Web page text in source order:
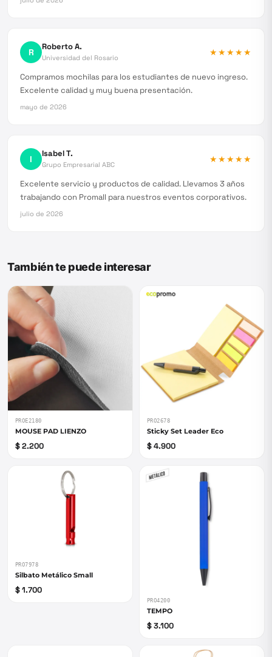
R Roberto A.
Universidad del Rosario
★★★★★
Compramos mochilas para los estudiantes de nuevo ingreso.
Excelente calidad y muy buena presentación.
mayo de 2026
I Isabel T.
Grupo Empresarial ABC
★★★★★
Excelente servicio y productos de calidad. Llevamos 3 años
trabajando con Promall para nuestros eventos corporativos.
julio de 2026
También te puede interesar
PROE2180
MOUSE PAD LIENZO
$ 2.200
PRO2678
Sticky Set Leader Eco
$ 4.900
PRO7978
Silbato Metálico Small
$ 1.700
PRO4200
TEMPO
$ 3.100